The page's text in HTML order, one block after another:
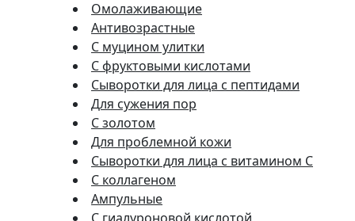
Омолаживающие
Антивозрастные
С муцином улитки
С фруктовыми кислотами
Сыворотки для лица с пептидами
Для сужения пор
С золотом
Для проблемной кожи
Сыворотки для лица с витамином C
С коллагеном
Ампульные